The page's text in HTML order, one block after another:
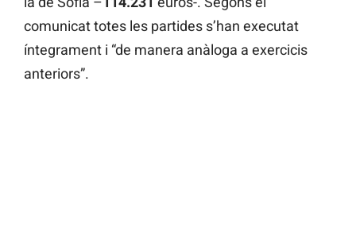
comunicat totes les partides s’han executat
íntegrament i “de manera anàloga a exercicis
anteriors”.